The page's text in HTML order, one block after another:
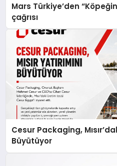
Mars Türkiye’den
çağrısı
Cesur Packaging,
Büyütüyor